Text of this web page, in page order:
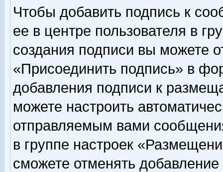
Чтобы добавить подпись к
ее в центре пользователя в
создания подписи вы можете
«Присоединить подпись» в
добавления подписи к
можете настроить
отправляемым вами
в группе настроек
сможете отменять